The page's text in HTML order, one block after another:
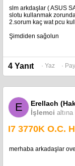
Giriş :
100 -240 V AC, 50/60
Boyutlar
39.1 x 29.7 x 3 ~6 cm
Ağırlık
(with 8 hücreli
Kensington kilidi
slm arkdaşlar ( ASUS
slotu kullanmak
2.sorum kaç wat pcu
Şimdiden sağolun
4 Yanıt · Yaz ·
E
Erellach
İşlemci
I7 3770K O.C.
merhaba arkadaşlar